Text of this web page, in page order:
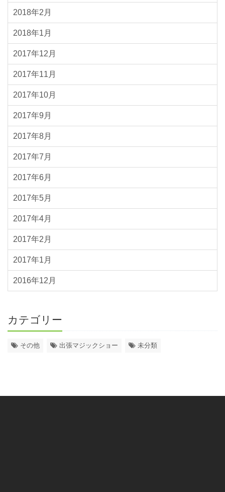
2018年2月
2018年1月
2017年12月
2017年11月
2017年10月
2017年9月
2017年8月
2017年7月
2017年6月
2017年5月
2017年4月
2017年2月
2017年1月
2016年12月
カテゴリー
その他 出張マジックショー 未分類